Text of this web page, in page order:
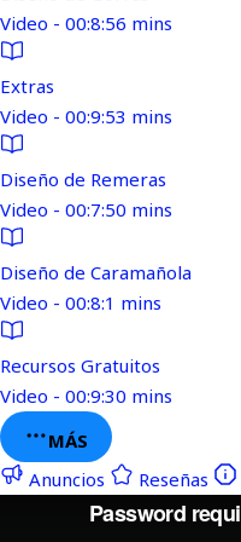
Video - 00:8:56 mins
Extras
Video - 00:9:53 mins
Diseño de Remeras
Video - 00:7:50 mins
Diseño de Caramañola
Video - 00:8:1 mins
Recursos Gratuitos
Video - 00:9:30 mins
MÁS
Anuncios
Reseñas